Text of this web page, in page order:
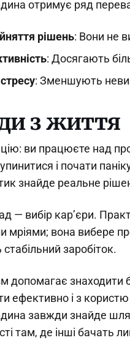
отримує ряд
рішень: Вони не
: Досягають
: Зменшують
з життя
ви працюєте над
і почати
знайде реальне
— вибір кар’єри.
вона вибере
заробіток.
допомагає знаходити
ефективно і з
завжди знайде
там, де інші бачать